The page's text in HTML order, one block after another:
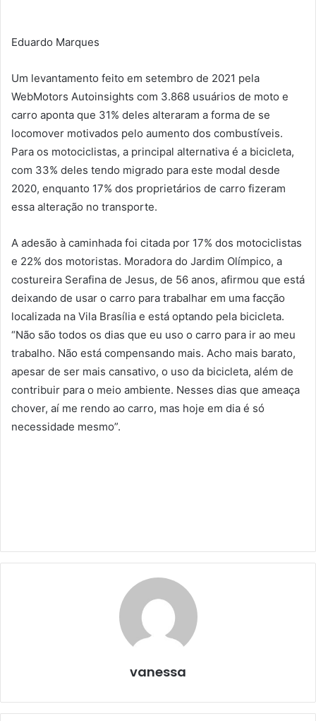
Eduardo Marques
Um levantamento feito em setembro de 2021 pela
WebMotors Autoinsights com 3.868 usuários de moto e
carro aponta que 31% deles alteraram a forma de se
locomover motivados pelo aumento dos combustíveis.
Para os motociclistas, a principal alternativa é a bicicleta,
com 33% deles tendo migrado para este modal desde
2020, enquanto 17% dos proprietários de carro fizeram
essa alteração no transporte.
A adesão à caminhada foi citada por 17% dos motociclistas
e 22% dos motoristas. Moradora do Jardim Olímpico, a
costureira Serafina de Jesus, de 56 anos, afirmou que está
deixando de usar o carro para trabalhar em uma facção
localizada na Vila Brasília e está optando pela bicicleta.
“Não são todos os dias que eu uso o carro para ir ao meu
trabalho. Não está compensando mais. Acho mais barato,
apesar de ser mais cansativo, o uso da bicicleta, além de
contribuir para o meio ambiente. Nesses dias que ameaça
chover, aí me rendo ao carro, mas hoje em dia é só
necessidade mesmo”.
vanessa